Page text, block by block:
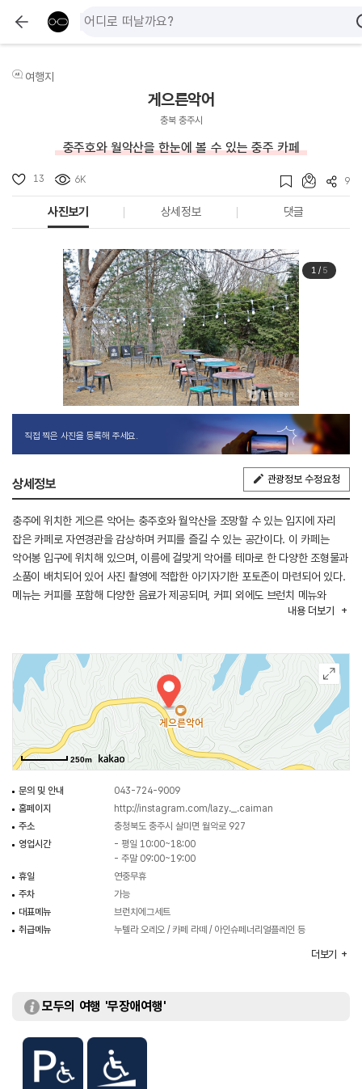
여행지
게으른악어
충북 충주시
충주호와 월악산을 한눈에 볼 수 있는 충주 카페
13 6K 9
사진보기 상세정보 댓글
1/ 5
직접 찍은 사진을 등록해 주세요.
상세정보 관광정보 수정요청
충주에 위치한 게으른 악어는 충주호와 월악산을 조망할 수 있는 입지에 자리
잡은 카페로 자연경관을 감상하며 커피를 즐길 수 있는 공간이다. 이 카페는
악어봉 입구에 위치해 있으며, 이름에 걸맞게 악어를 테마로 한 다양한 조형물과
소품이 배치되어 있어 사진 촬영에 적합한 아기자기한 포토존이 마련되어 있다.
메뉴는 커피를 포함해 다양한 음료가 제공되며, 커피 외에도 브런치 메뉴와
디저트가 함께 구성되어 있다. 브런치로는 에그 세트가 준비되어 있어 간단한
누텔라 오레오 등이 있으며 커피나 음료와 함께 즐기기 좋다.
내용 더보기
250m
문의 및 안내
043-724-9009
홈페이지
http://instagram.com/lazy._.caiman
주소
충청북도 충주시 살미면 월악로 927
영업시간
- 평일 10:00~18:00
- 주말 09:00~19:00
휴일
연중무휴
주차
가능
대표메뉴
브런치에그세트
취급메뉴
누텔라 오레오 / 카페 라떼 / 아인슈페너리얼플레인 등
더보기
모두의 여행 '무장애여행'